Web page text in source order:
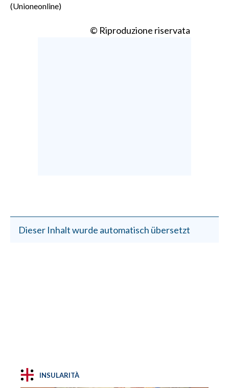
(Unioneonline)
© Riproduzione riservata
Dieser Inhalt wurde automatisch übersetzt
INSULARITÀ